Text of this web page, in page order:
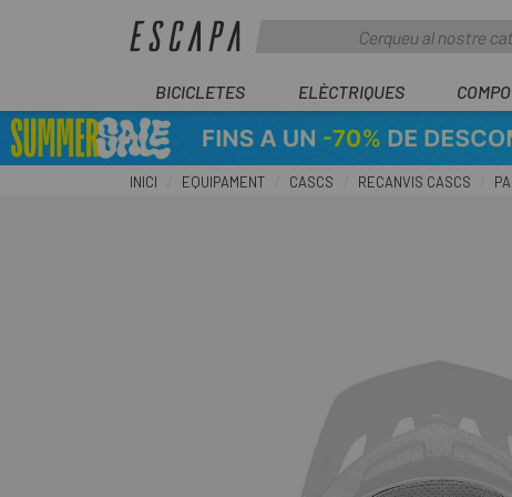
BICICLETES ELÈCTRIQUES
INICI EQUIPAMENT CASCS RECANVIS CASCS